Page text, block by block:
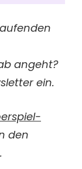
angeht?
ein.
den